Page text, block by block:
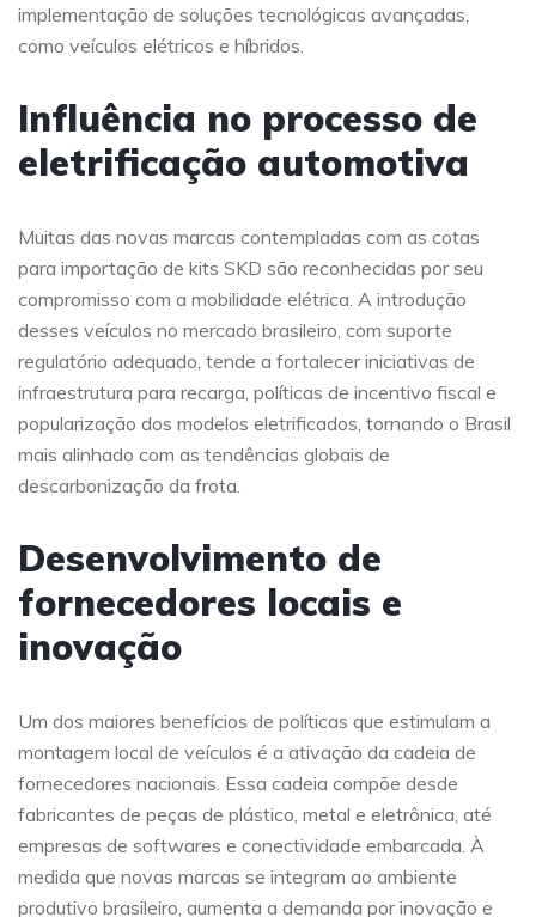
implementação de soluções tecnológicas avançadas,
como veículos elétricos e híbridos.
Influência no processo de
eletrificação automotiva
Muitas das novas marcas contempladas com as cotas
para importação de kits SKD são reconhecidas por seu
compromisso com a mobilidade elétrica. A introdução
desses veículos no mercado brasileiro, com suporte
regulatório adequado, tende a fortalecer iniciativas de
infraestrutura para recarga, políticas de incentivo fiscal e
popularização dos modelos eletrificados, tornando o Brasil
mais alinhado com as tendências globais de
descarbonização da frota.
Desenvolvimento de
fornecedores locais e
inovação
Um dos maiores benefícios de políticas que estimulam a
montagem local de veículos é a ativação da cadeia de
fornecedores nacionais. Essa cadeia compõe desde
fabricantes de peças de plástico, metal e eletrônica, até
empresas de softwares e conectividade embarcada. À
medida que novas marcas se integram ao ambiente
produtivo brasileiro, aumenta a demanda por inovação e